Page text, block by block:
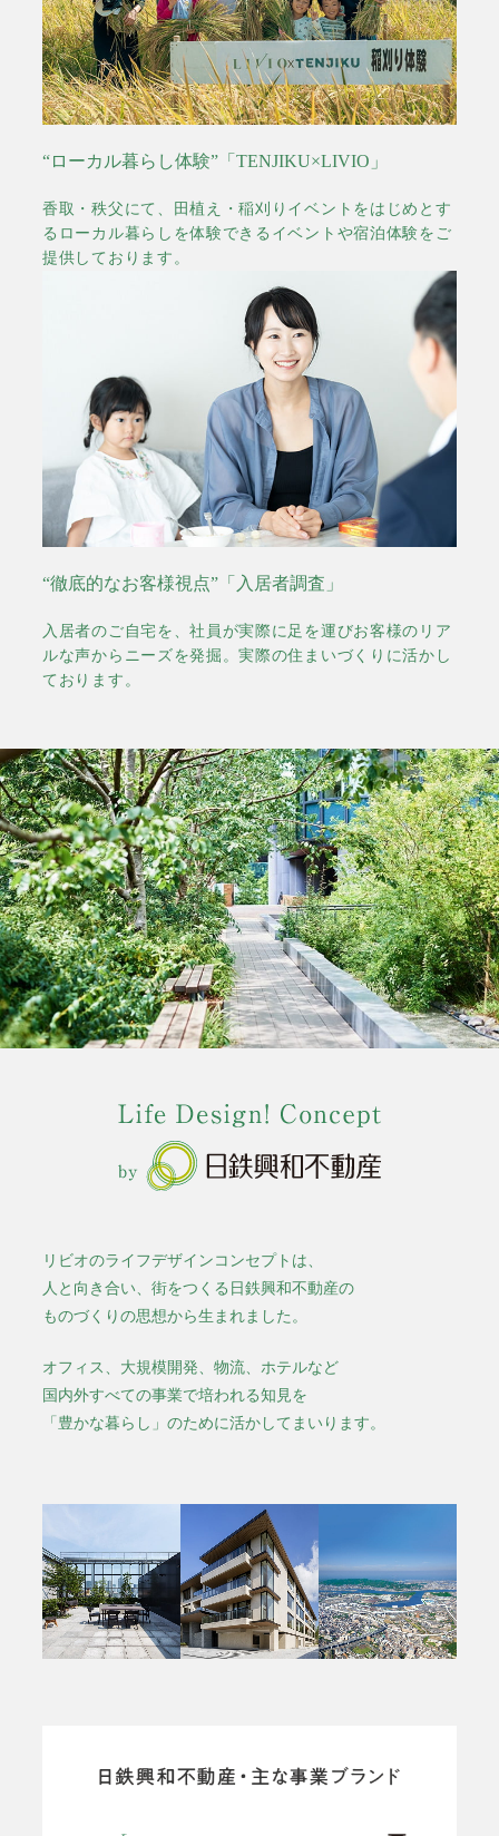
“ローカル暮らし体験”「TENJIKU×LIVIO」
香取・秩父にて、田植え・稲刈りイベントをはじめとす
るローカル暮らしを体験できるイベントや宿泊体験をご
提供しております。
“徹底的なお客様視点”「入居者調査」
入居者のご自宅を、社員が実際に足を運びお客様のリア
ルな声からニーズを発掘。実際の住まいづくりに活かし
ております。
リビオのライフデザインコンセプトは、
人と向き合い、街をつくる日鉄興和不動産の
ものづくりの思想から生まれました。
オフィス、大規模開発、物流、ホテルなど
国内外すべての事業で培われる知見を
「豊かな暮らし」のために活かしてまいります。